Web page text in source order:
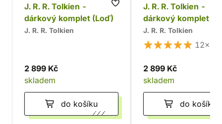
J. R. R. Tolkien -
dárkový komplet (Loď)
J. R. R. Tolkien
2 899 Kč
skladem
do košíku
J. R. R. Tolkien -
dárkový komplet
J. R. R. Tolkien
12×
2 899 Kč
skladem
do košíku